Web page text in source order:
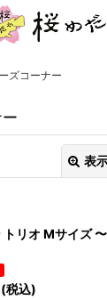
ズコーナー
表
トリオ Mサイズ
(税込)